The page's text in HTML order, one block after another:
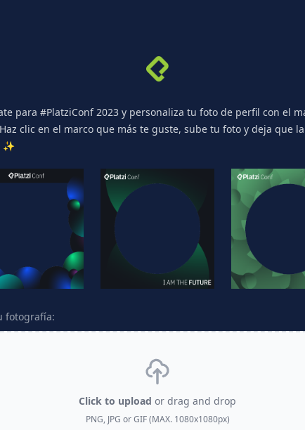
para #PlatziConf 2023 y personaliza tu foto de perfil con el
clic en el marco que más te guste, sube tu foto y deja que
✨
fotografía:
Click to upload or drag and drop
PNG, JPG or GIF (MAX. 1080x1080px)